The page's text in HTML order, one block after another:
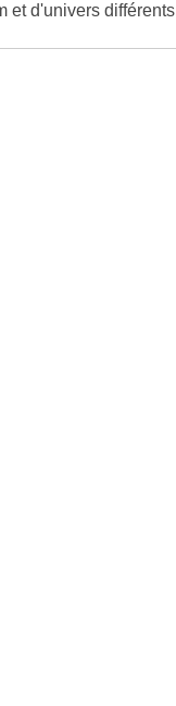
et d'univers